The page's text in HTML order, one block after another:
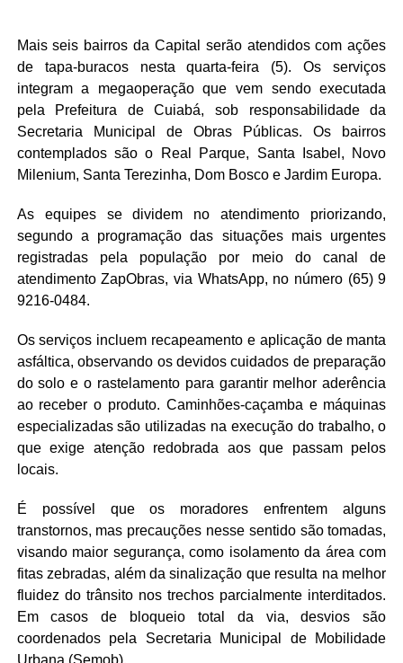
Mais seis bairros da Capital serão atendidos com ações
de tapa-buracos nesta quarta-feira (5). Os serviços
integram a megaoperação que vem sendo executada
pela Prefeitura de Cuiabá, sob responsabilidade da
Secretaria Municipal de Obras Públicas. Os bairros
contemplados são o Real Parque, Santa Isabel, Novo
Milenium, Santa Terezinha, Dom Bosco e Jardim Europa.
As equipes se dividem no atendimento priorizando,
segundo a programação das situações mais urgentes
registradas pela população por meio do canal de
atendimento ZapObras, via WhatsApp, no número (65) 9
9216-0484.
Os serviços incluem recapeamento e aplicação de manta
asfáltica, observando os devidos cuidados de preparação
do solo e o rastelamento para garantir melhor aderência
ao receber o produto. Caminhões-caçamba e máquinas
especializadas são utilizadas na execução do trabalho, o
que exige atenção redobrada aos que passam pelos
locais.
É possível que os moradores enfrentem alguns
transtornos, mas precauções nesse sentido são tomadas,
visando maior segurança, como isolamento da área com
fitas zebradas, além da sinalização que resulta na melhor
fluidez do trânsito nos trechos parcialmente interditados.
Em casos de bloqueio total da via, desvios são
coordenados pela Secretaria Municipal de Mobilidade
Urbana (Semob).